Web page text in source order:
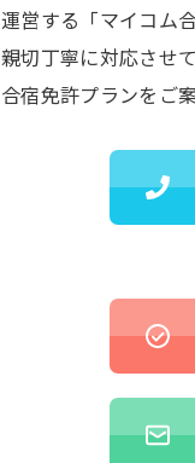
運営する「マイコム
親切丁寧に対応させ
合宿免許プランをご